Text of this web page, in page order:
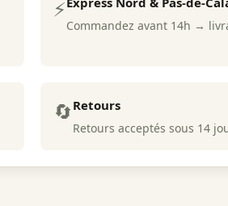
⚡
Commandez avant 14h →
🔄 Retours
Retours acceptés sous 14